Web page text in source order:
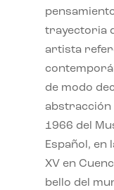
trayectoria
artista
de modo
abstracción
1966 del
Español, en
XV en
bello del